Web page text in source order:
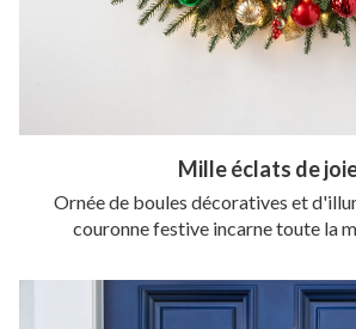
Mille éclats de
Ornée de boules décoratives et
couronne festive incarne toute la